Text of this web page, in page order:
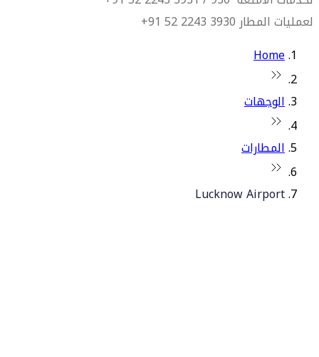
لعمليات المطار 3930 2243 52 91+
Home
الوجهات
المطارات
Lucknow Airport